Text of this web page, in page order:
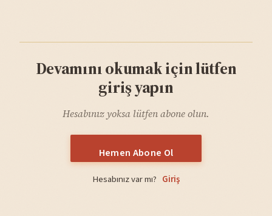
Devamını okumak için lütfen
giriş yapın
Hesabınız yoksa lütfen abone olun.
Hemen Abone Ol
Hesabınız var mı? Giriş